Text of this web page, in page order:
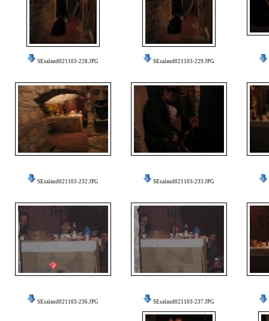
SEsalaud021103-228.JPG SEsalaud021103-229.JPG
SEsalaud021103-232.JPG SEsalaud021103-233.JPG
SEsalaud021103-236.JPG SEsalaud021103-237.JPG